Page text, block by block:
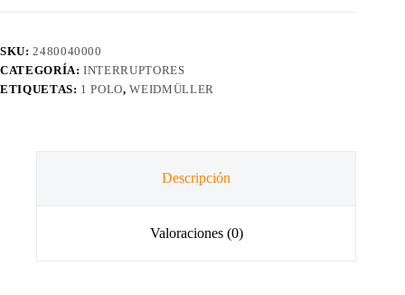
RIEL
DIN,
1
WEIDMÜLLER, 2480040000
SKU:2480040000
CATEGORÍA:INTERRUPTORES
ETIQUETAS: 1 POLO,WEIDMÜLLER
Descripción
Valoraciones (0)